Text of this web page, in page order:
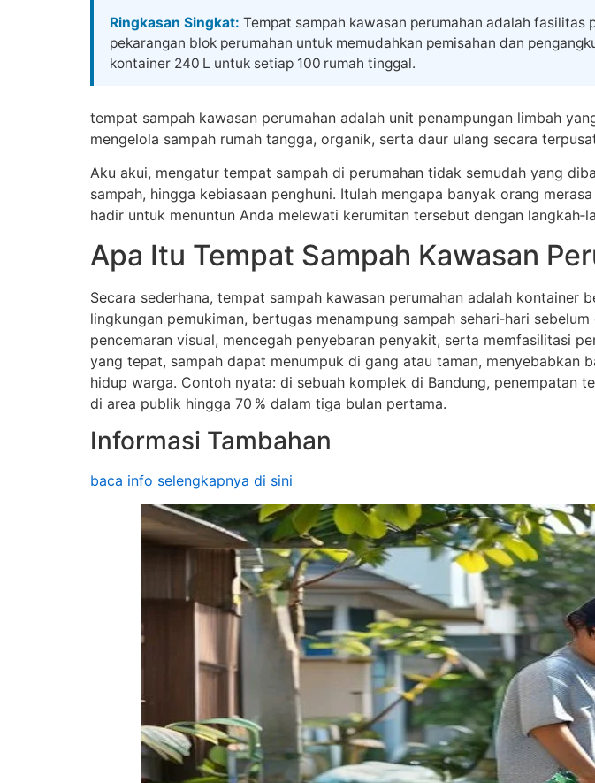
Ringkasan Singkat: Tempat sampah kawasan perumahan adalah
pekarangan blok perumahan untuk memudahkan pemisahan dan
kontainer 240 L untuk setiap 100 rumah tinggal.
tempat sampah kawasan perumahan adalah unit penampungan limbah
mengelola sampah rumah tangga, organik, serta daur ulang secara
Aku akui, mengatur tempat sampah di perumahan tidak semudah yang
sampah, hingga kebiasaan penghuni. Itulah mengapa banyak orang
hadir untuk menuntun Anda melewati kerumitan tersebut dengan
Apa Itu Tempat Sampah Kawasan
Secara sederhana, tempat sampah kawasan perumahan adalah
lingkungan pemukiman, bertugas menampung sampah sehari‑hari
pencemaran visual, mencegah penyebaran penyakit, serta memfasilitasi
yang tepat, sampah dapat menumpuk di gang atau taman, menyebabkan
hidup warga. Contoh nyata: di sebuah komplek di Bandung, penempatan
di area publik hingga 70 % dalam tiga bulan pertama.
Informasi Tambahan
baca info selengkapnya di sini